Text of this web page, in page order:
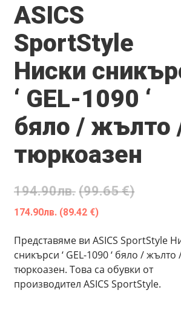
ASICS
SportStyle
Ниски
‘ GEL-1090 ‘
бяло / жълто
тюркоазен
194.90лв. (99.65 €)
174.90лв. (89.42 €)
Представяме ви ASICS SportStyle
сникърси ‘ GEL-1090 ‘ бяло / жълто
тюркоазен. Това са обувки от
производител ASICS SportStyle.